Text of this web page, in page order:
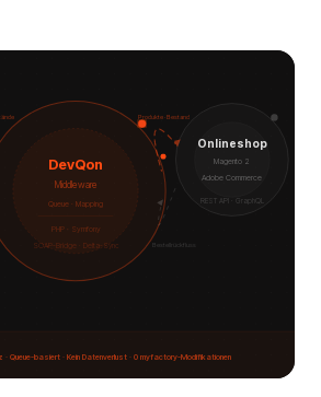
DevQon
Middleware
Queue · Mapping
PHP · Symfony
SOAP-Bridge · Delta-Sync
Onlineshop
Magento 2
Adobe Commerce
REST API · GraphQL
Produkte · Bestand
Bestellrückfluss
Queue-basiert · Kein Datenverlust · 0 myfactory-Modifikationen